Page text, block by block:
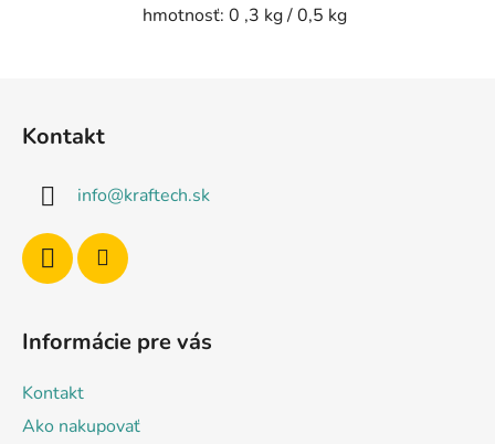
hmotnosť: 0 ,3 kg / 0,5 kg
Kontakt
info@kraftech.sk
Informácie pre vás
Kontakt
Ako nakupovať